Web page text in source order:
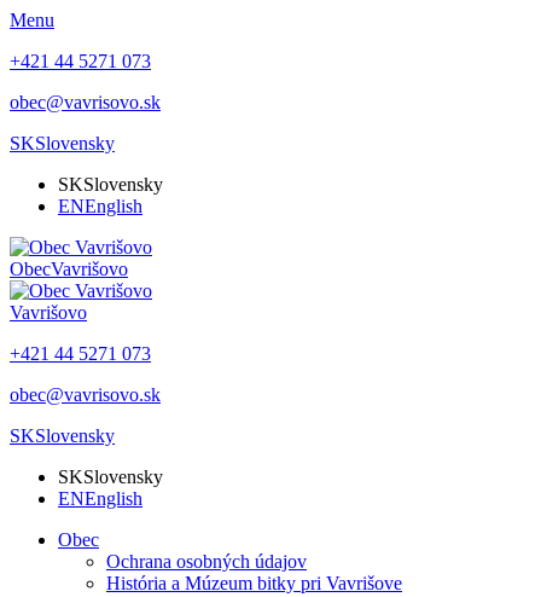
Menu
+421 44 5271 073
obec@vavrisovo.sk
SKSlovensky
SKSlovensky
ENEnglish
ObecVavrišovo
Vavrišovo
+421 44 5271 073
obec@vavrisovo.sk
SKSlovensky
SKSlovensky
ENEnglish
Obec
Ochrana osobných údajov
História a Múzeum bitky pri Vavrišove